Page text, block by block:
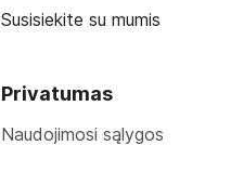
Susisiekite su mumis
Privatumas
Naudojimosi sąlygos